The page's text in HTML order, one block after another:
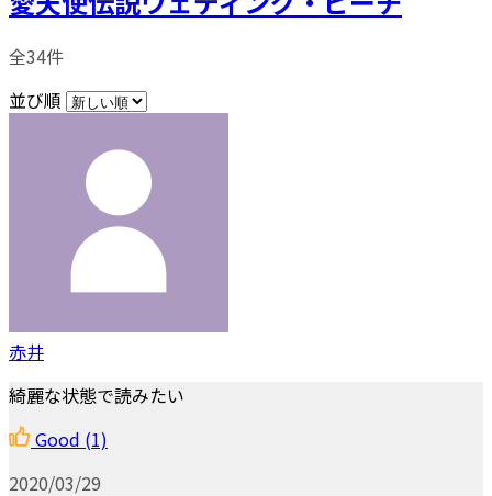
全34件
並び順
赤井
綺麗な状態で読みたい
Good (1)
2020/03/29